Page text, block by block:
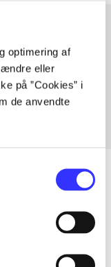
optimering af
eller
på ”Cookies” i
de anvendte